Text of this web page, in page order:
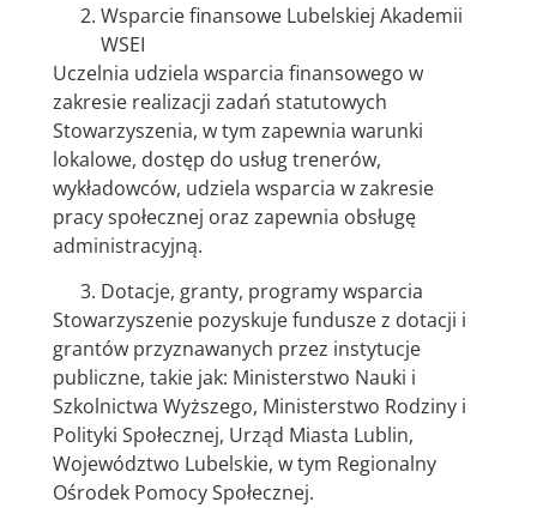
Wsparcie finansowe Lubelskiej Akademii
WSEI
Uczelnia udziela wsparcia finansowego w
zakresie realizacji zadań statutowych
Stowarzyszenia, w tym zapewnia warunki
lokalowe, dostęp do usług trenerów,
wykładowców, udziela wsparcia w zakresie
pracy społecznej oraz zapewnia obsługę
administracyjną.
Dotacje, granty, programy wsparcia
Stowarzyszenie pozyskuje fundusze z dotacji i
grantów przyznawanych przez instytucje
publiczne, takie jak: Ministerstwo Nauki i
Szkolnictwa Wyższego, Ministerstwo Rodziny i
Polityki Społecznej, Urząd Miasta Lublin,
Województwo Lubelskie, w tym Regionalny
Ośrodek Pomocy Społecznej.